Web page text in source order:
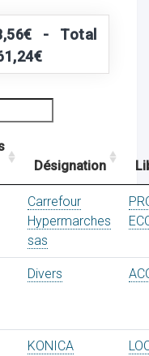
- Total
Désignation
Carrefour
Hypermarches
sas
Divers
KONICA